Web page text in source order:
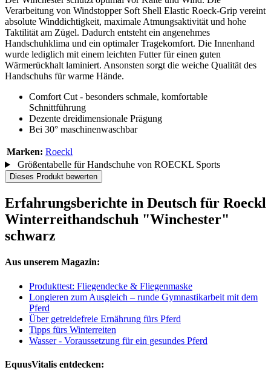
Verarbeitung von Windstopper Soft Shell Elastic Roeck-Grip vereint
absolute Winddichtigkeit, maximale Atmungsaktivität und hohe
Taktilität am Zügel. Dadurch entsteht ein angenehmes
Handschuhklima und ein optimaler Tragekomfort. Die Innenhand
wurde lediglich mit einem leichten Futter für einen guten
Wärmerückhalt laminiert. Ansonsten sorgt die weiche Qualität des
Handschuhs für warme Hände.
Comfort Cut - besonders schmale, komfortable
Schnittführung
Dezente dreidimensionale Prägung
Bei 30° maschinenwaschbar
Marken: Roeckl
Größentabelle für Handschuhe von ROECKL Sports
Dieses Produkt bewerten
Erfahrungsberichte in Deutsch für Roeckl
Winterreithandschuh "Winchester"
schwarz
Aus unserem Magazin:
Produkttest: Fliegendecke & Fliegenmaske
Longieren zum Ausgleich – runde Gymnastikarbeit mit dem
Pferd
Über getreidefreie Ernährung fürs Pferd
Tipps fürs Winterreiten
Wasser - Voraussetzung für ein gesundes Pferd
EquusVitalis entdecken: